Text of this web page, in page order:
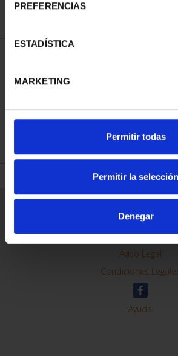
PREFERENCIAS
ESTADÍSTICA
MARKETING
Permitir todas
Permitir la selección
Denegar
REFINE
Contacto
Preguntas Frequentes
Aviso Legal
Condiciones
Ayuda